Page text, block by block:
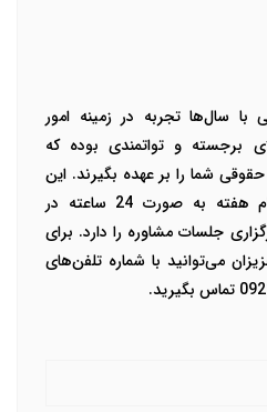
سال‌ها تجربه در زمینه امور
برجسته و تواتمندی بوده که
شما را بر عهده بگیرند. این
موسسه حقوقی در تمام ایام هفته به صورت 24 ساعته در
جلسات مشاوره را دارد. برای
می‌توانید با شماره تلفن‌های